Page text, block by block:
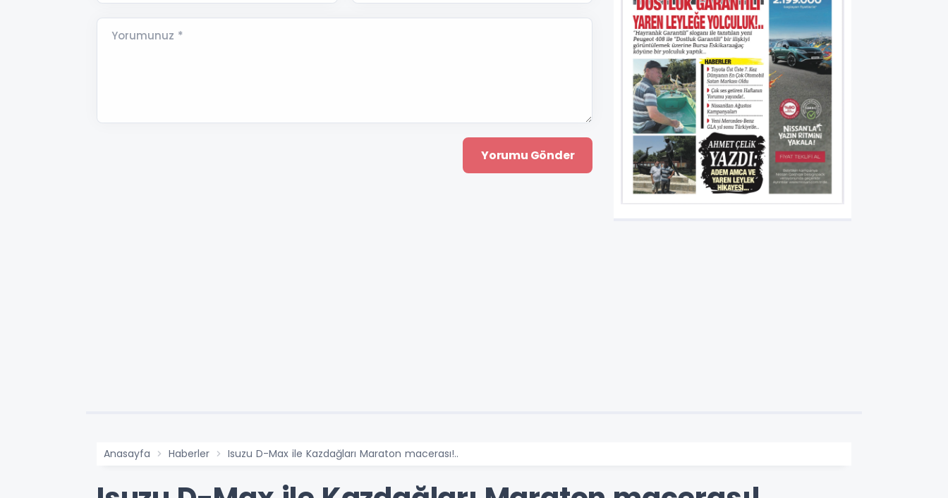
Yorumunuz *
Anasayfa Haberler Isuzu D-Max ile Kazdağları Maraton macerası!..